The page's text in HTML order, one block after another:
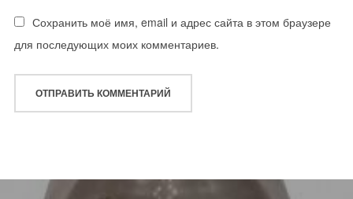
Сохранить моё имя, email и адрес сайта в этом браузере
для последующих моих комментариев.
Навигация